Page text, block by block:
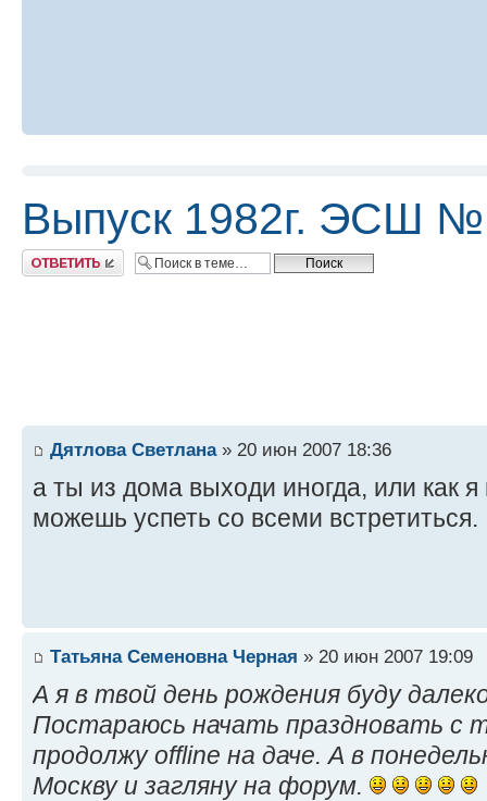
Выпуск 1982г. ЭСШ
Ответить
Дятлова Светлана» 20 июн 2007 18:36
а ты из дома выходи иногда, или как я
можешь успеть со всеми встретиться.
Татьяна Семеновна Черная » 20 июн 2007 19:09
А я в твой день рождения буду
Постараюсь начать праздновать с
продолжу offline на даче. А в
Москву и загляну на форум.